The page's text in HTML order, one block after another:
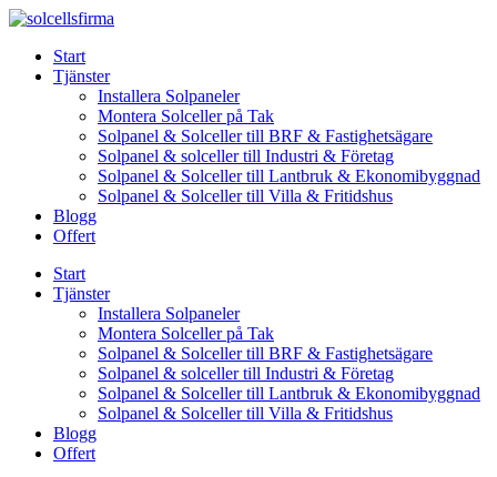
Skip
contentStart
Tjänster
Installera Solpaneler
Montera Solceller på Tak
Solpanel & Solceller till BRF & Fastighetsägare
Solpanel & solceller till Industri & Företag
Solpanel & Solceller till Lantbruk & Ekonomibyggnad
Solpanel & Solceller till Villa & Fritidshus
Blogg
Offert
Start
Tjänster
Installera Solpaneler
Montera Solceller på Tak
Solpanel & Solceller till BRF & Fastighetsägare
Solpanel & solceller till Industri & Företag
Solpanel & Solceller till Lantbruk & Ekonomibyggnad
Solpanel & Solceller till Villa & Fritidshus
Blogg
Offert